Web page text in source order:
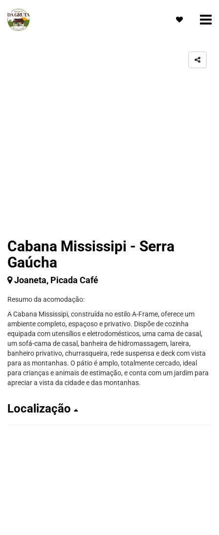
Cabana Mississipi - Serra
Gaúcha
Joaneta, Picada Café
Resumo da acomodação:
A Cabana Mississipi, construída no estilo A-Frame, oferece um
ambiente completo, espaçoso e privativo. Dispõe de cozinha
equipada com utensílios e eletrodomésticos, uma cama de casal,
um sofá-cama de casal, banheira de hidromassagem, lareira,
banheiro privativo, churrasqueira, rede suspensa e deck com vista
para as montanhas. O pátio é amplo, totalmente cercado, ideal
para crianças e animais de estimação, e conta com um jardim para
apreciar a vista da cidade e das montanhas.
Localização